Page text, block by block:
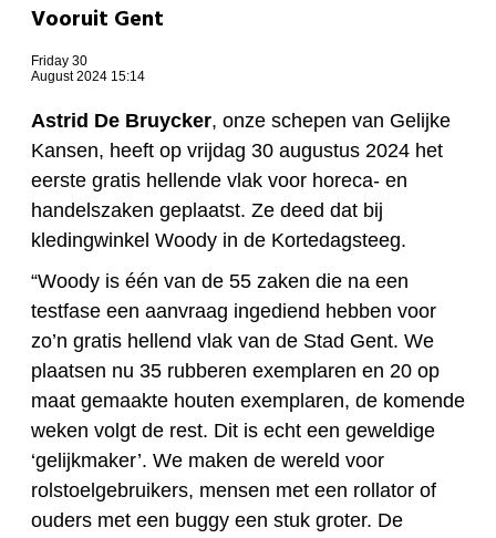
Vooruit Gent
Friday 30
August 2024 15:14
Astrid De Bruycker, onze schepen van Gelijke
Kansen, heeft op vrijdag 30 augustus 2024 het
eerste gratis hellende vlak voor horeca- en
handelszaken geplaatst. Ze deed dat bij
kledingwinkel Woody in de Kortedagsteeg.
“Woody is één van de 55 zaken die na een
testfase een aanvraag ingediend hebben voor
zo’n gratis hellend vlak van de Stad Gent. We
plaatsen nu 35 rubberen exemplaren en 20 op
maat gemaakte houten exemplaren, de komende
weken volgt de rest. Dit is echt een geweldige
‘gelijkmaker’. We maken de wereld voor
rolstoelgebruikers, mensen met een rollator of
ouders met een buggy een stuk groter. De